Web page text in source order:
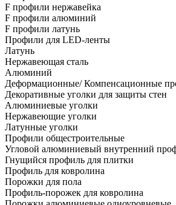
F профили нержавейка
F профили алюминий
F профили латунь
Профили для LED-ленты
Латунь
Нержавеющая сталь
Алюминий
Деформационные/ Компенсационные
Декоративные уголки для защиты стен
Алюминиевые уголки
Нержавеющие уголки
Латунные уголки
Профили общестроительные
Угловой алюминиевый внутренний
Гнущийся профиль для плитки
Профиль для ковролина
Порожки для пола
Профиль-порожек для ковролина